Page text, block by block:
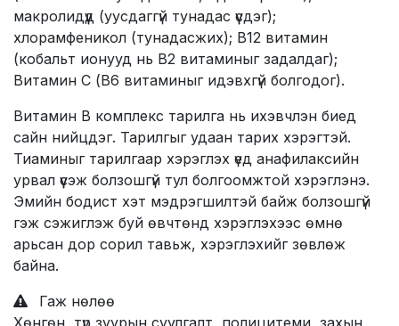
макролидүүд (уусдаггүй тунадас үүсдэг);
хлорамфеникол (тунадасжих); В12 витамин
(кобальт ионууд нь В2 витаминыг задалдаг);
Витамин С (В6 витаминыг идэвхгүй болгодог).
Витамин В комплекс тарилга нь ихэвчлэн биед
сайн нийцдэг. Тарилгыг удаан тарих хэрэгтэй.
Тиаминыг тарилгаар хэрэглэх үед анафилаксийн
урвал үүсэж болзошгүй тул болгоомжтой хэрэглэнэ.
Эмийн бодист хэт мэдрэгшилтэй байж болзошгүй
гэж сэжиглэж буй өвчтөнд хэрэглэхээс өмнө
арьсан дор сорил тавьж, хэрэглэхийг зөвлөж
байна.
Гаж нөлөө